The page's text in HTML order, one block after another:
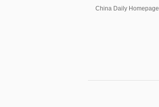
China Daily Homepage